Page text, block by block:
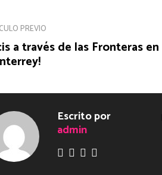
PREVIO
a través de las Fronteras en
Escrito por
admin